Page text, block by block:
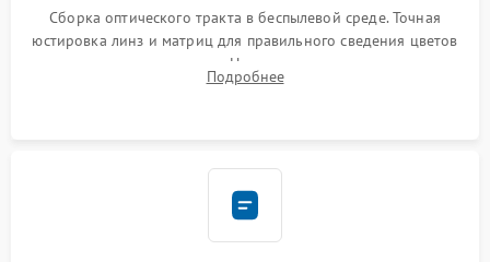
Сборка оптического тракта в беспылевой среде. Точная
юстировка линз и матриц для правильного сведения цветов
и устранения размытия. Надежное подключение всех
шлейфов, установка датчиков и закрытие корпуса
Подробнее